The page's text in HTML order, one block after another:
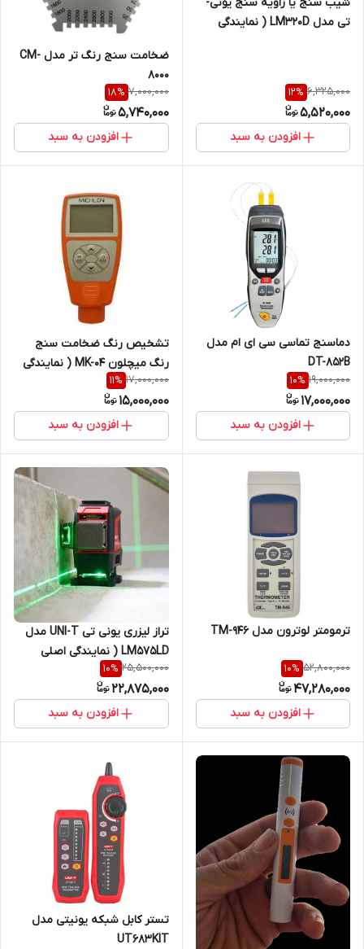
تی مدل LM320D ( نمایندگی
6,325,000
12%
5,520,000
افزودن به سبد
ضخامت سنج رنگ تر مدل CM-
8000
7,000,000
18%
5,740,000
افزودن به سبد
دماسنج تماسی سی ای ام مدل
DT-852B
19,000,000
10%
17,000,000
افزودن به سبد
تشخیص رنگ ضخامت سنج
رنگ میچلون MK-04 ( نمایندگی
اصلی جوش آزما تجهیز )
17,000,000
11%
15,000,000
افزودن به سبد
ترمومتر لوترون مدل TM-946
52,800,000
10%
47,280,000
افزودن به سبد
تراز لیزری یونی تی UNI-T مدل
LM575LD ( نمایندگی اصلی
جوش آزما تجهیز 09120741826)
25,500,000
10%
22,875,000
افزودن به سبد
تستر کابل شبکه یونیتی مدل
UT683KIT